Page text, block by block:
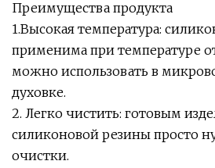
Преимущества продукта
1.Высокая температура:
применима при температуре
можно использовать в
духовке.
2. Легко чистить: готовым
силиконовой резины просто
очистки.